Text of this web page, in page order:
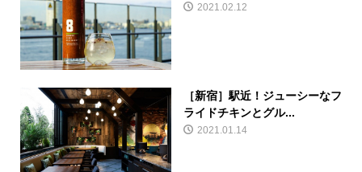
2021.02.12
［新宿］駅近！ジューシーなフ
ライドチキンとグル...
2021.01.14